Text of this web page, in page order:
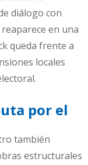
diálogo con
en una
queda frente a
locales
por el
también
estructurales